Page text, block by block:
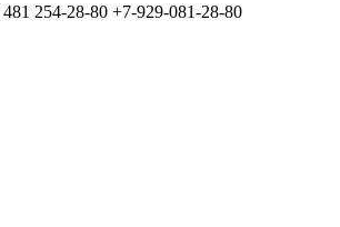
481 254-28-80 +7-929-081-28-80